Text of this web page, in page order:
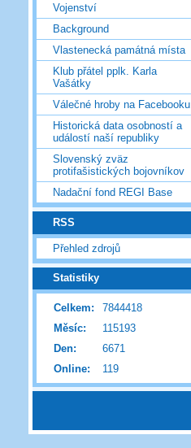
Vojenství
Background
Vlastenecká památná místa
Klub přátel pplk. Karla
Vašátky
Válečné hroby na Facebooku
Historická data osobností a
událostí naší republiky
Slovenský zväz
protifašistických bojovníkov
Nadační fond REGI Base
RSS
Přehled zdrojů
Statistiky
Online: 119
Celkem:
7844418
Měsíc:
115193
Den:
6671